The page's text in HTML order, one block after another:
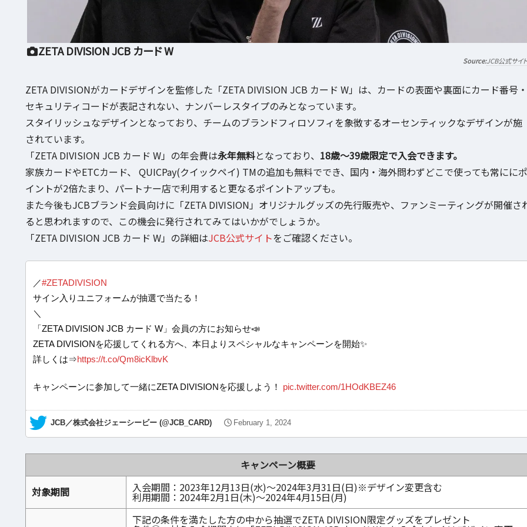
ZETA DIVISION JCB カード W
JCB公式サイト
ZETA DIVISIONがカードデザインを監修した「ZETA DIVISION JCB カード W」は、カードの表面や裏面にカード番号・
セキュリティコードが表記されない、ナンバーレスタイプのみとなっています。
スタイリッシュなデザインとなっており、チームのブランドフィロソフィを象徴するオーセンティックなデザインが施
されています。
「ZETA DIVISION JCB カード W」の年会費は永年無料となっており、 18歳～39歳限定で入会できます。
家族カードやETCカード、 QUICPay(クイックペイ) TMの追加も無料ででき、国内・海外問わずどこで使っても常ににポ
イントが2倍たまり、パートナー店で利用すると更なるポイントアップも。
また今後もJCBブランド会員向けに「ZETA DIVISION」オリジナルグッズの先行販売や、ファンミーティングが開催さ
ると思われますので、この機会に発行されてみてはいかがでしょうか。
「ZETA DIVISION JCB カード W」の詳細はJCB公式サイトをご確認ください。
／#ZETADIVISION
サイン入りユニフォームが抽選で当たる！
＼
「ZETA DIVISION JCB カード W」会員の方にお知らせ📣
ZETA DIVISIONを応援してくれる方へ、本日よりスペシャルなキャンペーンを開始✨
詳しくは⇒https://t.co/Qm8icKlbvK
キャンペーンに参加して一緒にZETA DIVISIONを応援しよう！ pic.twitter.com/1HOdKBEZ46
— JCB／株式会社ジェーシービー (@JCB_CARD) February 1, 2024
キャンペーン概要
対象期間
入会期間：2023年12月13日(水)～2024年3月31日(日)※デザイン変更含む
利用期間：2024年2月1日(木)～2024年4月15日(月)
下記の条件を満たした方の中から抽選でZETA DIVISION限定グッズをプレゼント